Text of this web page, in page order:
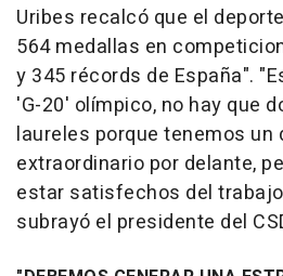
Uribes recalcó que el
564 medallas en
y 345 récords de España".
'G-20' olímpico, no hay que
laureles porque tenemos un
extraordinario por delante,
estar satisfechos del
subrayó el presidente del